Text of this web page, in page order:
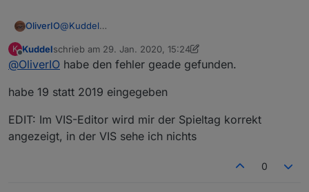
OliverIO@Kuddel
Mit löschen der Instanz verschwinden auch die
konfigurierten Ligen und Seasons
K
Offline
Kuddelschrieb am 29. Jan. 2020, 15:24
zuletzt editiert von Kuddel
@OliverIO habe den fehler geade gefunden.
habe 19 statt 2019 eingegeben
EDIT: Im VIS-Editor wird mir der Spieltag korrekt
angezeigt, in der VIS sehe ich nichts
0